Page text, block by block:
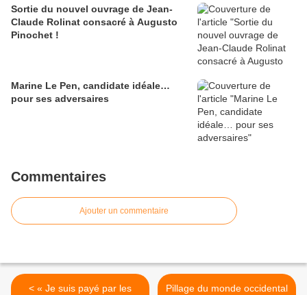
Sortie du nouvel ouvrage de Jean-
Claude Rolinat consacré à Augusto
Pinochet !
Marine Le Pen, candidate idéale…
pour ses adversaires
Commentaires
Ajouter un commentaire
< « Je suis payé par les
Pillage du monde occidental